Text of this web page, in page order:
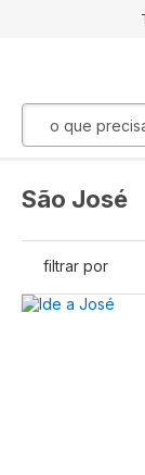
São José
filtrar por